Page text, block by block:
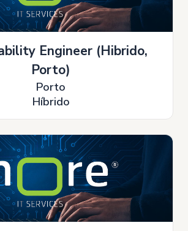
Engineer (Hibrido,
Porto)
Porto
Híbrido